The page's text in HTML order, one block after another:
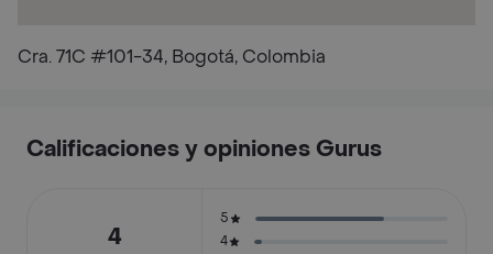
Cra. 71C #101-34, Bogotá, Colombia
Calificaciones y opiniones Gurus
4
5
4